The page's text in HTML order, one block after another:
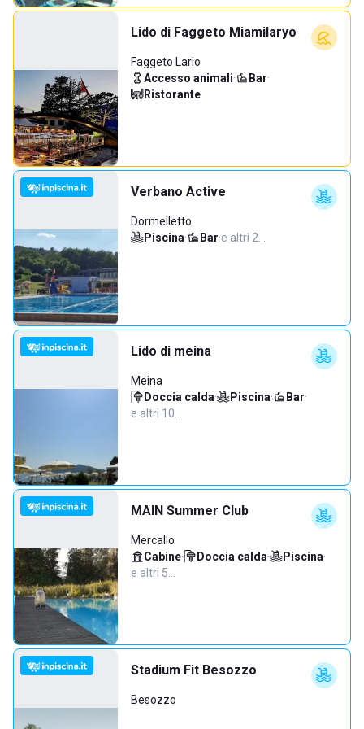
Lido di Faggeto Miamilaryo
Faggeto Lario
Accesso animali· Bar·
Ristorante
Verbano Active
Dormelletto
Piscina· Bar·e altri 2…
Lido di meina
Meina
Doccia calda· Piscina· Bar·
e altri 10…
MAIN Summer Club
Mercallo
Cabine· Doccia calda· Piscina·
e altri 5…
Stadium Fit Besozzo
Besozzo